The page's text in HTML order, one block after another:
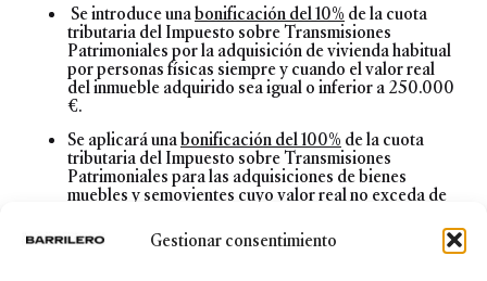
Gestionar consentimiento
Se introduce una bonificación del 10% de la cuota
tributaria del Impuesto sobre Transmisiones
Patrimoniales por la adquisición de vivienda habitual
por personas físicas siempre y cuando el valor real
del inmueble adquirido sea igual o inferior a 250.000
€.
Se aplicará una bonificación del 100% de la cuota
tributaria del Impuesto sobre Transmisiones
Patrimoniales para las adquisiciones de bienes
muebles y semovientes cuyo valor real no exceda de
En el caso del Impuesto sobre Actos Jurídicos